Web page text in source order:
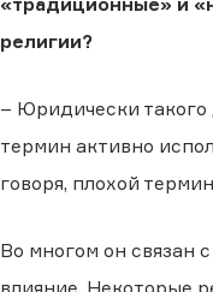
«традиционные» и
религии?
– Юридически такого
термин активно
говоря, плохой
Во многом он связан